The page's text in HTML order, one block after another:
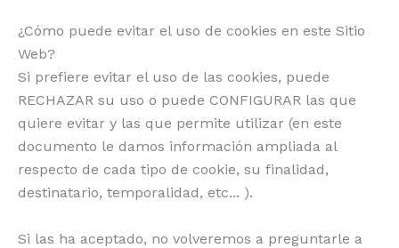
¿Cómo puede evitar el uso de cookies en este Sitio
Web?
Si prefiere evitar el uso de las cookies, puede
RECHAZAR su uso o puede CONFIGURAR las que
quiere evitar y las que permite utilizar (en este
documento le damos información ampliada al
respecto de cada tipo de cookie, su finalidad,
destinatario, temporalidad, etc... ).
Si las ha aceptado, no volveremos a preguntarle a